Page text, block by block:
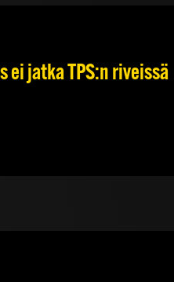
ei jatka TPS:n riveissä